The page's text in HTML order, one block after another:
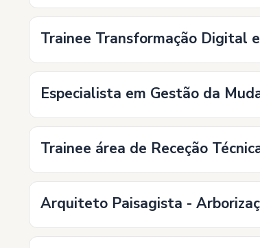
Trainee Transformação Digital
Especialista em Gestão da
Trainee área de Receção
Arquiteto Paisagista -